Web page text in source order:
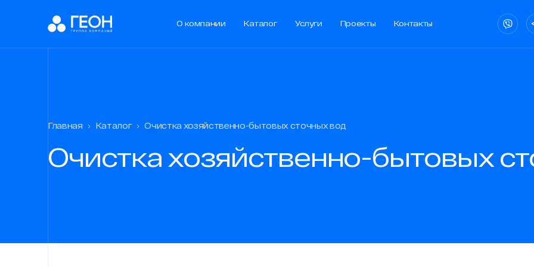
О компании
Каталог
Услуги
Проекты
Контакты
О компании
Услуги
Главная Каталог Очистка хозяйственно-бытовых сточных вод
Очистка хозяйственно-бытовых